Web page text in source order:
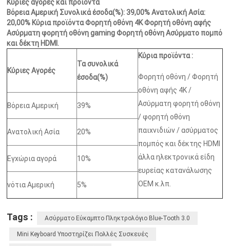
Κύριες αγορές και προϊόντα
Βόρεια Αμερική Συνολικά έσοδα(%): 39,00% Ανατολική Ασία:
20,00% Κύρια προϊόντα Φορητή οθόνη 4K Φορητή οθόνη αφής
Ασύρματη φορητή οθόνη gaming Φορητή οθόνη Ασύρματο πομπό
και δέκτη HDMI.
Κύριες Αγορές
Τα συνολικά
έσοδα(%)
Κύρια προϊόντα:
Φορητή οθόνη / Φορητή
οθόνη αφής 4K /
Ασύρματη φορητή οθόνη
/ φορητή οθόνη
παιχνιδιών / ασύρματος
πομπός και δέκτης HDMI
άλλα ηλεκτρονικά είδη
ευρείας κατανάλωσης
OEM κ.λπ.
Βόρεια Αμερική 39%
Ανατολική Ασία 20%
Εγχώρια αγορά 10%
νότια Αμερική 5%
Tags : Ασύρματο Εύκαμπτο Πληκτρολόγιο Blue-Tooth 3.0
Mini Keyboard Υποστηρίζει Πολλές Συσκευές